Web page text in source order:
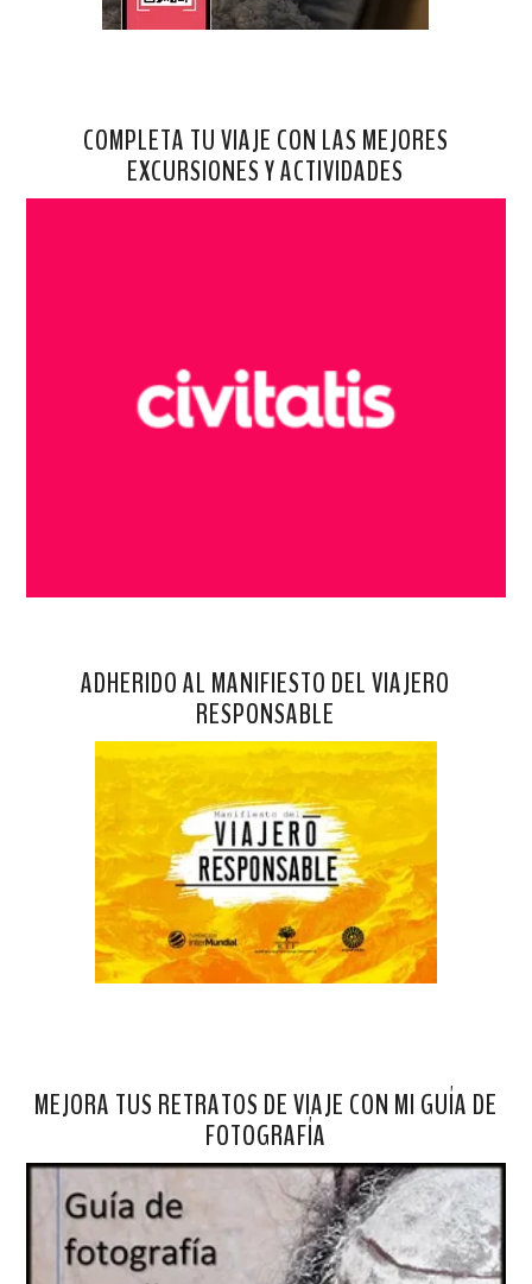
COMPLETA TU VIAJE CON LAS MEJORES
EXCURSIONES Y ACTIVIDADES
ADHERIDO AL MANIFIESTO DEL VIAJERO
RESPONSABLE
MEJORA TUS RETRATOS DE VIAJE CON MI GUÍA DE
FOTOGRAFÍA